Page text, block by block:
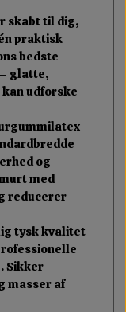
skabt til dig,
praktisk
bedste
glatte,
udforske
og
med
reducerer
tysk kvalitet
Sikker
masser af